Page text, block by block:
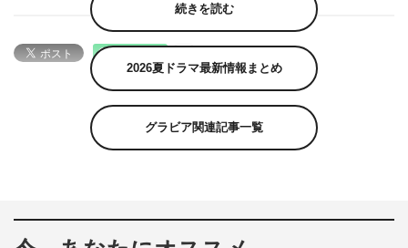
続きを読む
2026夏ドラマ最新情報まとめ
グラビア関連記事一覧